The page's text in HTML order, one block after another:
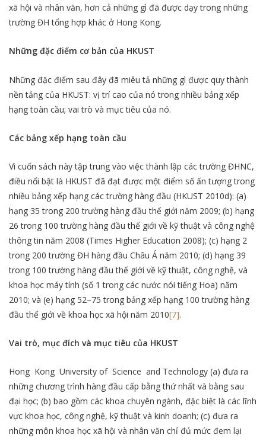
xã hội và nhân văn, hơn cả những gì đã được dạy trong những
trường ĐH tổng hợp khác ở Hong Kong.
Những đặc điểm cơ bản của HKUST
Những đặc điểm sau đây đã miêu tả những gì được quy thành
nền tảng của HKUST: vị trí cao của nó trong nhiều bảng xếp
hạng toàn cầu; vai trò và mục tiêu của nó.
Các bảng xếp hạng toàn cầu
Vì cuốn sách này tập trung vào việc thành lập các trường ĐHNC,
điều nổi bật là HKUST đã đạt được một điểm số ấn tượng trong
nhiều bảng xếp hạng các trường hàng đầu (HKUST 2010d): (a)
hạng 35 trong 200 trường hàng đầu thế giới năm 2009; (b) hạng
26 trong 100 trường hàng đầu thế giới về kỹ thuật và công nghệ
thông tin năm 2008 (Times Higher Education 2008); (c) hạng 2
trong 200 trường ĐH hàng đầu Châu Á năm 2010; (d) hạng 39
trong 100 trường hàng đầu thế giới về kỹ thuật, công nghệ, và
khoa học máy tính (số 1 trong các nước nói tiếng Hoa) năm
2010; và (e) hạng 52–75 trong bảng xếp hạng 100 trường hàng
đầu thế giới về khoa học xã hội năm 2010[7].
Vai trò, mục đích và mục tiêu của HKUST
Hong Kong University of Science and Technology (a) đưa ra
những chương trình hàng đầu cấp bằng thứ nhất và bằng sau
đại học; (b) bao gồm các khoa chuyên ngành, đặc biệt là các lĩnh
vực khoa học, công nghệ, kỹ thuật và kinh doanh; (c) đưa ra
những môn khoa học xã hội và nhân văn chỉ đủ mức đem lại